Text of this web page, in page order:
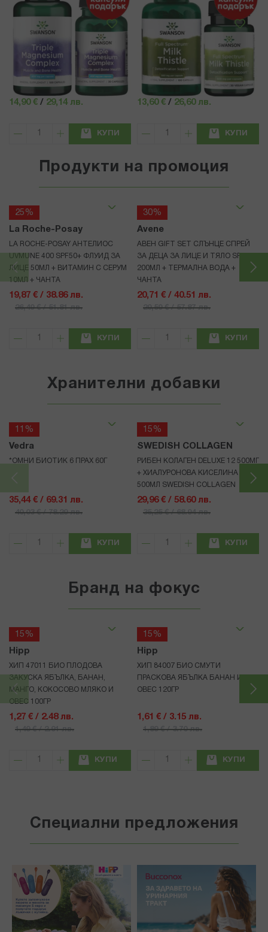
SWANSON
СУОНСЪН ПРОМО ПАКЕТ
МАГНЕЗИЙ КАПС. Х 100 + 30
ПОДАРЪК SW808-G
14,90 € / 29,14 лв.
КУПИ
SWANSON
СУОНСЪН ПРОМО ПАКЕТ БЯЛ
ТРЪН КАПС. Х 100 + 30 ПОДАРЪК
SW966-G
13,60 € / 26,60 лв.
КУПИ
Продукти на промоция
25%
La Roche-Posay
LA ROCHE-POSAY АНТЕЛИОС
UVMUNE 400 SPF50+ ФЛУИД ЗА
ЛИЦЕ 50МЛ + ВИТАМИН C СЕРУМ
10МЛ + ЧАНТА
19,87 € / 38.86 лв.
26,49 € / 51.81 лв.
КУПИ
30%
Avene
АВЕН GIFT SET СЛЪНЦЕ СПРЕЙ
ЗА ДЕЦА ЗА ЛИЦЕ И ТЯЛО SPF50+
200МЛ + ТЕРМАЛНА ВОДА +
ЧАНТА
20,71 € / 40.51 лв.
29,59 € / 57.87 лв.
КУПИ
Хранителни добавки
11%
Vedra
*ОМНИ БИОТИК 6 ПРАХ 60Г
35,44 € / 69.31 лв.
40,03 € / 78.29 лв.
КУПИ
15%
SWEDISH COLLAGEN
РИБЕН КОЛАГЕН DELUXE 12 500МГ
+ ХИАЛУРОНОВА КИСЕЛИНА 75МГ
500МЛ SWEDISH COLLAGEN
29,96 € / 58.60 лв.
35,25 € / 68.94 лв.
КУПИ
Бранд на фокус
15%
Hipp
ХИП 47011 БИО ПЛОДОВА
ЗАКУСКА ЯБЪЛКА, БАНАН,
МАНГО, КОКОСОВО МЛЯКО И
ОВЕС 100ГР
1,27 € / 2.48 лв.
1,49 € / 2.91 лв.
КУПИ
15%
Hipp
ХИП 84007 БИО СМУТИ
ПРАСКОВА ЯБЪЛКА БАНАН И
ОВЕС 120ГР
1,61 € / 3.15 лв.
1,89 € / 3.70 лв.
КУПИ
Специални предложения